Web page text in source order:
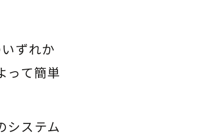
いずれか
って簡単
システム